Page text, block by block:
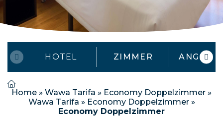
HOTEL ZIMMER
Home » Wawa Tarifa » Economy Doppelzimmer »
Wawa Tarifa » Economy Doppelzimmer»
Economy Doppelzimmer